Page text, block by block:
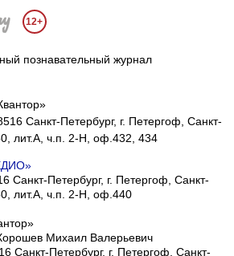
12+
познавательный журнал
Санкт-Петербург, г. Петергоф, Санкт-
лит.А, ч.п. 2-Н, оф.432, 434
Санкт-Петербург, г. Петергоф, Санкт-
лит.А, ч.п. 2-Н, оф.440
Михаил Валерьевич
Санкт-Петербург, г. Петергоф Санкт-